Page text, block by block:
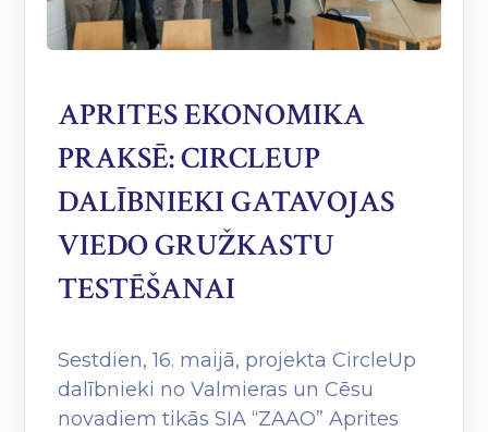
APRITES EKONOMIKA
PRAKSĒ: CIRCLEUP
DALĪBNIEKI GATAVOJAS
VIEDO GRUŽKASTU
TESTĒŠANAI
Sestdien, 16. maijā, projekta CircleUp
dalībnieki no Valmieras un Cēsu
novadiem tikās SIA “ZAAO” Aprites